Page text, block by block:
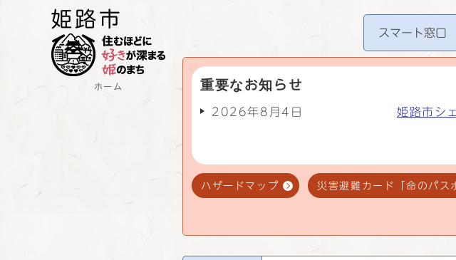
ホーム
スマート窓口
重要なお知らせ
2026年8月4日 姫路市シ
ハザードマップ 災害避難カード「命のパス